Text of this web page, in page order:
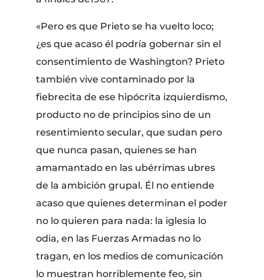
«Pero es que Prieto se ha vuelto loco;
¿es que acaso él podría gobernar sin el
consentimiento de Washington? Prieto
también vive contaminado por la
fiebrecita de ese hipócrita izquierdismo,
producto no de principios sino de un
resentimiento secular, que sudan pero
que nunca pasan, quienes se han
amamantado en las ubérrimas ubres
de la ambición grupal. Él no entiende
acaso que quienes determinan el poder
no lo quieren para nada: la iglesia lo
odia, en las Fuerzas Armadas no lo
tragan, en los medios de comunicación
lo muestran horriblemente feo, sin